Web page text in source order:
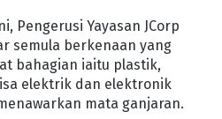
Pengerusi Yayasan JCorp
semula berkenaan yang
bahagian iaitu plastik,
elektrik dan elektronik
mata ganjaran.